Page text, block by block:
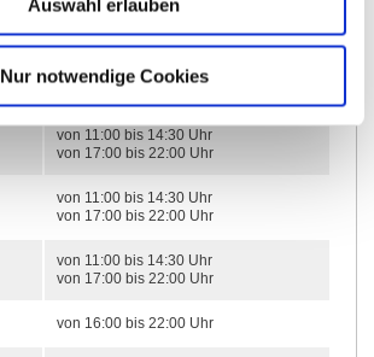
Auswahl erlauben
Nur notwendige Cookies
von 11:00 bis 14:30 Uhr
von 11:00 bis 14:30 Uhr
von 17:00 bis 22:00 Uhr
von 11:00 bis 14:30 Uhr
von 17:00 bis 22:00 Uhr
von 11:00 bis 14:30 Uhr
von 17:00 bis 22:00 Uhr
von 11:00 bis 14:30 Uhr
von 17:00 bis 22:00 Uhr
von 16:00 bis 22:00 Uhr